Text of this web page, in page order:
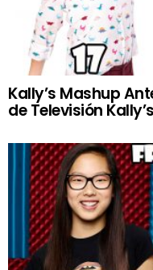
Kally’s Mashup
de Televisión